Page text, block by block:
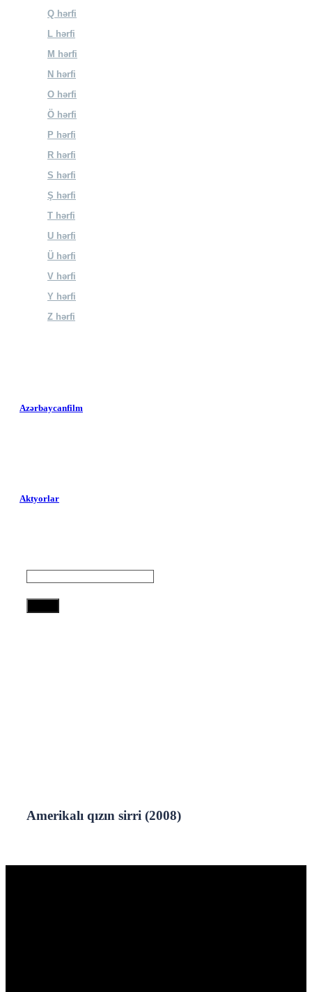
Q hərfi
L hərfi
M hərfi
N hərfi
O hərfi
Ö hərfi
P hərfi
R hərfi
S hərfi
Ş hərfi
T hərfi
U hərfi
Ü hərfi
V hərfi
Y hərfi
Z hərfi
Azərbaycanfilm
Aktyorlar
Amerikalı qızın sirri (2008)